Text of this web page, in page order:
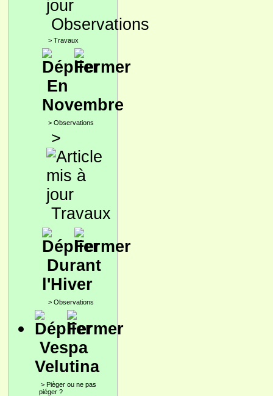
Observations
> Travaux
En
Novembre
> Observations
>
Travaux
Durant
l'Hiver
> Observations
Vespa
Velutina
> Pièger ou ne pas
piéger ?